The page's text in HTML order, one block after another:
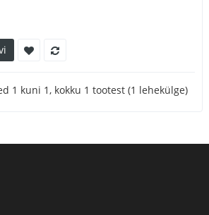
1 kuni 1, kokku 1 tootest (1 lehekülge)